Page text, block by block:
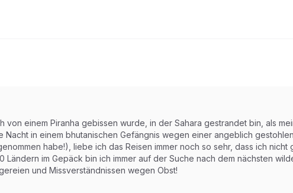
von einem Piranha gebissen wurde, in der Sahara gestrandet bin, als
Nacht in einem bhutanischen Gefängnis wegen einer angeblich
habe!), liebe ich das Reisen immer noch so sehr, dass ich nicht
Ländern im Gepäck bin ich immer auf der Suche nach dem nächsten
und Missverständnissen wegen Obst!